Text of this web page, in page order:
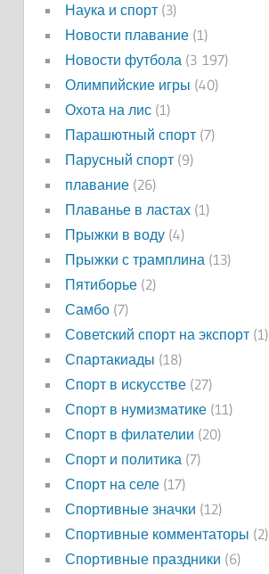
Наука и спорт(3)
Новости плавание(1)
Новости футбола(3 197)
Олимпийские игры (40)
Охота на лис(1)
Парашютный спорт(7)
Парусный спорт(9)
плавание(26)
Плаванье в ластах(1)
Прыжки в воду(4)
Прыжки с трамплина(13)
Пятиборье(2)
Самбо(7)
Советский спорт на экспорт(1)
Спартакиады (18)
Спорт в искусстве(27)
Спорт в нумизматике(11)
Спорт в филателии (20)
Спорт и политика(7)
Спорт на селе(17)
Спортивные значки (12)
Спортивные комментаторы (2)
Спортивные праздники (6)